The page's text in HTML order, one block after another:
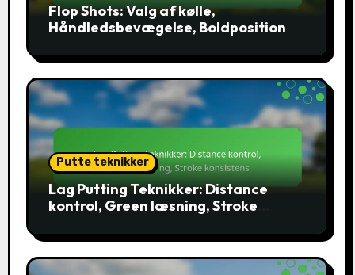
Flop Shots: Valg af kølle,
Håndledsbevægelse, Boldposition
Putte teknikker
Lag Putting Teknikker: Distance
kontrol, Green læsning, Stroke